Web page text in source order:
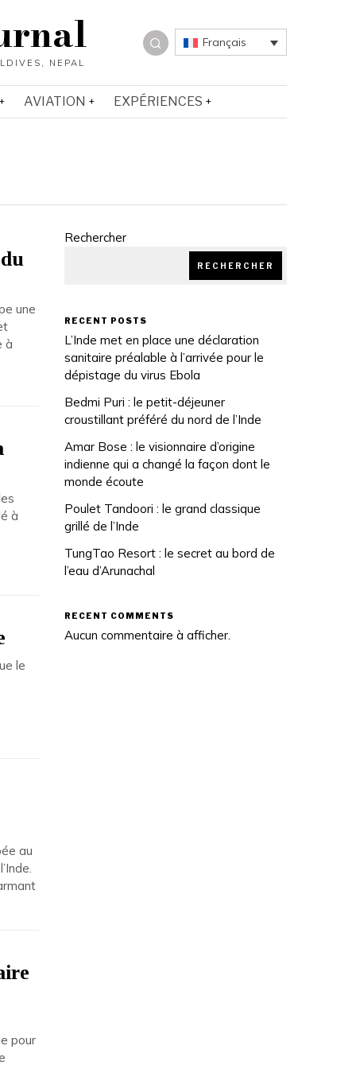
Français
AVIATION EXPÉRIENCES
une
à
à
le
au
pour
Rechercher
RECHERCHER
RECENT POSTS
L’Inde met en place une déclaration
sanitaire préalable à l’arrivée pour le
dépistage du virus Ebola
Bedmi Puri : le petit-déjeuner
croustillant préféré du nord de l’Inde
Amar Bose : le visionnaire d’origine
indienne qui a changé la façon dont le
monde écoute
Poulet Tandoori : le grand classique
grillé de l’Inde
TungTao Resort : le secret au bord de
l’eau d’Arunachal
RECENT COMMENTS
Aucun commentaire à afficher.